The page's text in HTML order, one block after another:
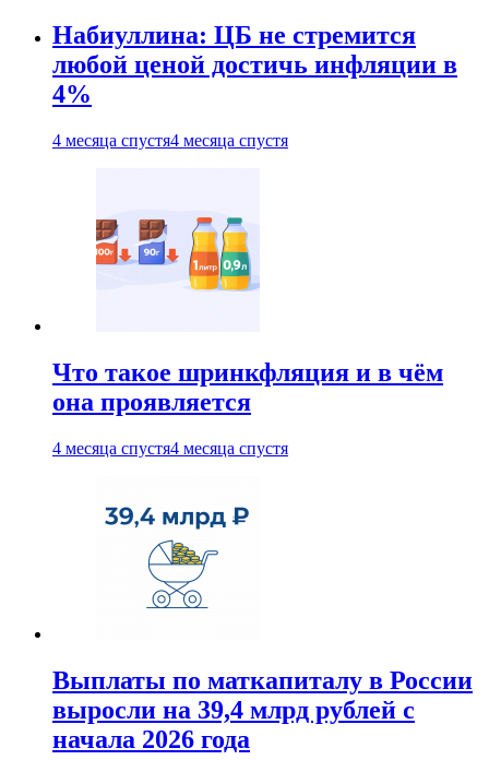
Набиуллина: ЦБ не стремится
любой ценой достичь инфляции в
4%
4 месяца спустя4 месяца спустя
Что такое шринкфляция и в чём
она проявляется
4 месяца спустя4 месяца спустя
Выплаты по маткапиталу в России
выросли на 39,4 млрд рублей с
начала 2026 года